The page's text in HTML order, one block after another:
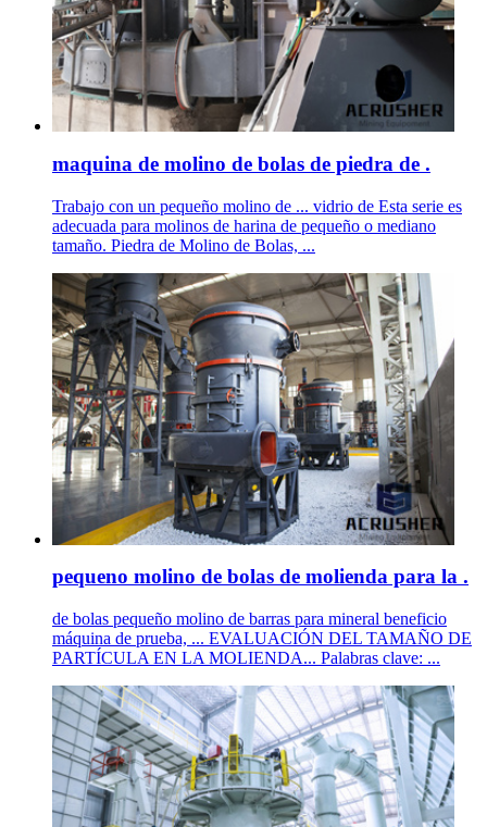
maquina de molino de bolas de piedra de .
Trabajo con un pequeño molino de ... vidrio de Esta serie es
adecuada para molinos de harina de pequeño o mediano
tamaño. Piedra de Molino de Bolas, ...
pequeno molino de bolas de molienda para la .
de bolas pequeño molino de barras para mineral beneficio
máquina de prueba, ... EVALUACIÓN DEL TAMAÑO DE
PARTÍCULA EN LA MOLIENDA... Palabras clave: ...